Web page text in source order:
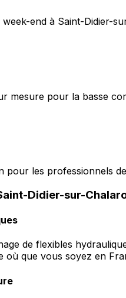
end à Saint-Didier-
mesure pour la basse
pour les professionnels
Didier-sur-
de flexibles
où que vous soyez en